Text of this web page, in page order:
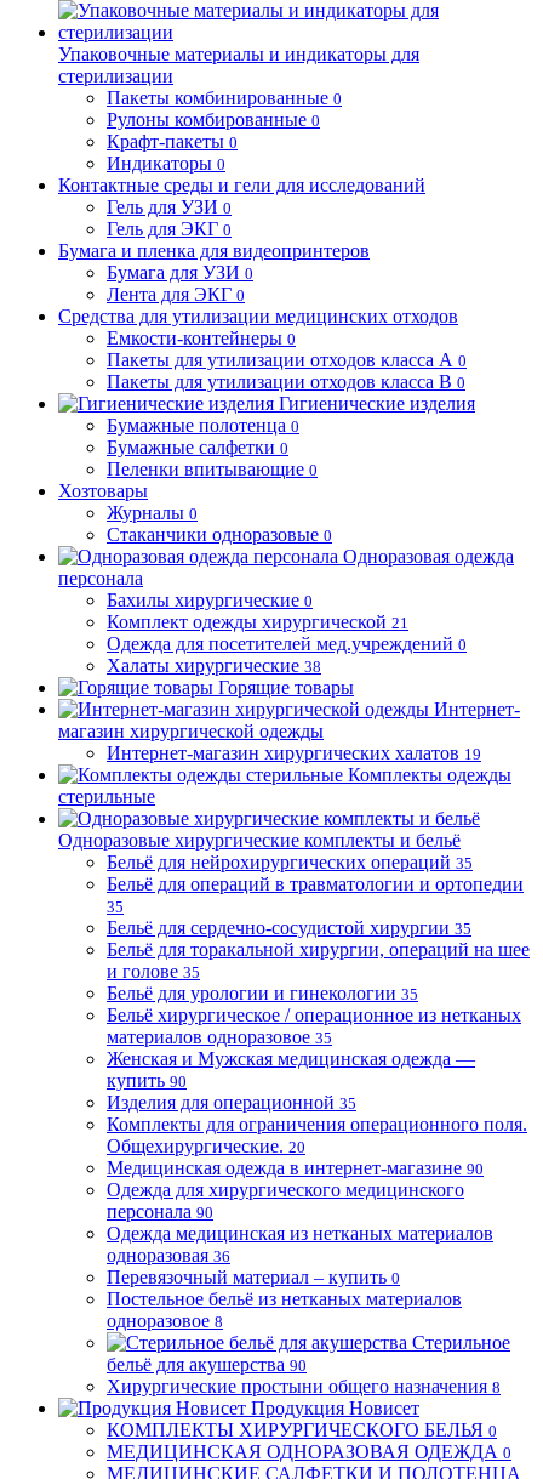
Упаковочные материалы и индикаторы для
стерилизации
Пакеты комбинированные 0
Рулоны комбированные 0
Крафт-пакеты 0
Индикаторы 0
Контактные среды и гели для исследований
Гель для УЗИ 0
Гель для ЭКГ 0
Бумага и пленка для видеопринтеров
Бумага для УЗИ 0
Лента для ЭКГ 0
Средства для утилизации медицинских отходов
Емкости-контейнеры 0
Пакеты для утилизации отходов класса А 0
Пакеты для утилизации отходов класса В 0
Гигиенические изделия
Бумажные полотенца 0
Бумажные салфетки 0
Пеленки впитывающие 0
Хозтовары
Журналы 0
Стаканчики одноразовые 0
Одноразовая одежда
персонала
Бахилы хирургические 0
Комплект одежды хирургической 21
Одежда для посетителей мед.учреждений 0
Халаты хирургические 38
Горящие товары
Интернет-
магазин хирургической одежды
Интернет-магазин хирургических халатов 19
Комплекты одежды
стерильные
Одноразовые хирургические комплекты и бельё
Бельё для нейрохирургических операций 35
Бельё для операций в травматологии и ортопедии
35
Бельё для сердечно-сосудистой хирургии 35
Бельё для торакальной хирургии, операций на шее
и голове 35
Бельё для урологии и гинекологии 35
Бельё хирургическое / операционное из нетканых
материалов одноразовое 35
Женская и Мужская медицинская одежда —
купить 90
Изделия для операционной 35
Комплекты для ограничения операционного поля.
Общехирургические. 20
Медицинская одежда в интернет-магазине 90
Одежда для хирургического медицинского
персонала 90
Одежда медицинская из нетканых материалов
одноразовая 36
Перевязочный материал – купить 0
Постельное бельё из нетканых материалов
одноразовое 8
Стерильное
бельё для акушерства 90
Хирургические простыни общего назначения 8
Продукция Новисет
КОМПЛЕКТЫ ХИРУРГИЧЕСКОГО БЕЛЬЯ 0
МЕДИЦИНСКАЯ ОДНОРАЗОВАЯ ОДЕЖДА 0
МЕДИЦИНСКИЕ САЛФЕТКИ И ПОЛОТЕНЦА